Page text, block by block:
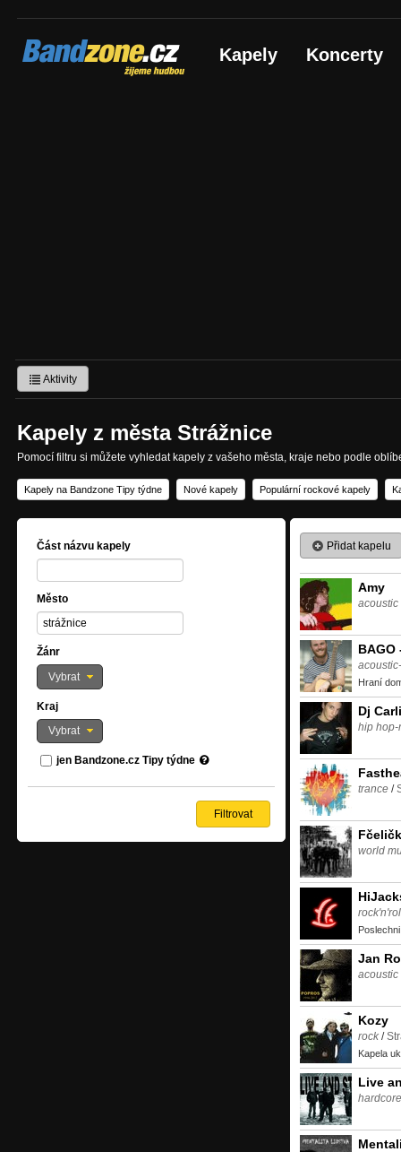
Bandzone.cz
žijeme hudbou Kapely Koncerty
Aktivity
Kapely z města Strážnice
Pomocí filtru si můžete vyhledat kapely z vašeho města, kraje nebo podle
Kapely na Bandzone Tipy týdne Nové kapely Populární rockové kapely
Část názvu kapely
Město
Žánr
Vybrat
Kraj
Vybrat
jen Bandzone.cz Tipy týdne
Přidat kapelu
Amy
acoustic
BAGO
Hraní
Dj
hip hop-
trance /
world
Jan
acoustic
Kozy
rock /
Kapela
Live
hardcore